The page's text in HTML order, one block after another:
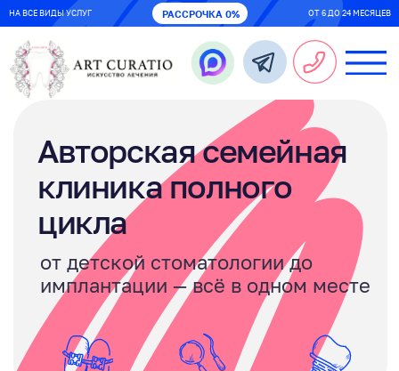
РАССРОЧКА 0% ОТ 6 ДО 24 МЕСЯЦЕВ
НА ВСЕ ВИДЫ УСЛУГ
Авторская семейная
цикла
от детской стоматологии до
имплантации — всё в одном месте